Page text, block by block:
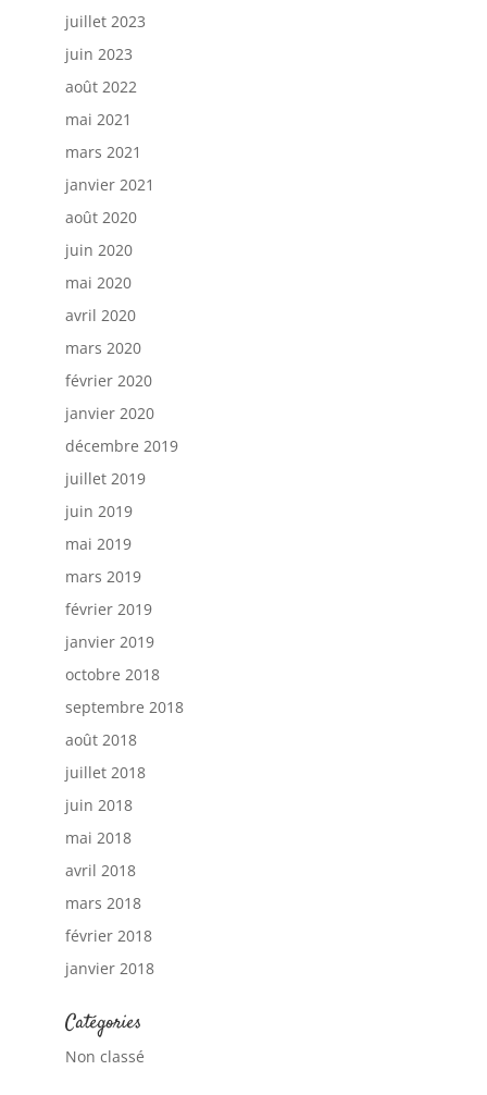
juillet 2023
juin 2023
août 2022
mai 2021
mars 2021
janvier 2021
août 2020
juin 2020
mai 2020
avril 2020
mars 2020
février 2020
janvier 2020
décembre 2019
juillet 2019
juin 2019
mai 2019
mars 2019
février 2019
janvier 2019
octobre 2018
septembre 2018
août 2018
juillet 2018
juin 2018
mai 2018
avril 2018
mars 2018
février 2018
janvier 2018
Catégories
Non classé